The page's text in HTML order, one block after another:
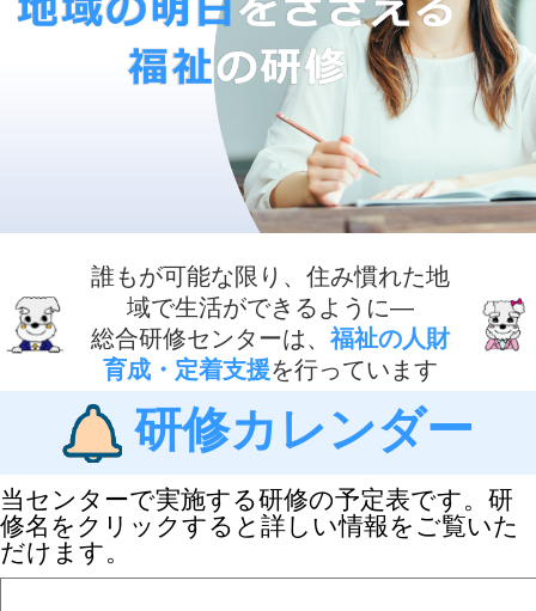
誰もが可能な限り、住み慣れた地
域で生活ができるように―
総合研修センターは、福祉の人財
育成・定着支援を行っています
研修カレンダー
当センターで実施する研修の予定表です。研
修名をクリックすると詳しい情報をご覧いた
だけます。